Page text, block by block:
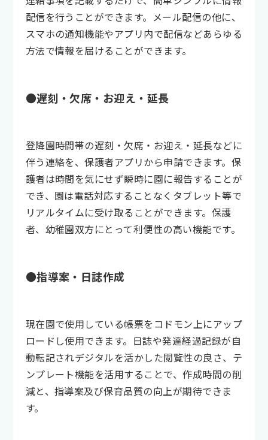
配信を行うことができます。メール配信の他に、
スマホの通知機能やアプリ内で配信などあらゆる
方法で情報を届けることができます。
●遅刻・欠席・お迎え・延長
登降園時間帯の遅刻・欠席・お迎え・延長などに
伴う連絡を、保護者アプリから申請できます。保
護者は時間を気にせず瞬時に園に報告することが
でき、園は電話対応することなくタブレット等で
リアルタイムに受け取ることができます。保護
者、幼稚園双方にとって利便性の高い機能です。
●指導案・日誌作成
現在園で使用している帳票をコドモン上にアップ
ロードし使用できます。日誌や発達経過記録が自
動転記されデジタルを活かした閲覧性の良さ、テ
ンプレート機能を活用することで、作成時間の削
減と、指導案及び保育品質の向上が期待できま
す。